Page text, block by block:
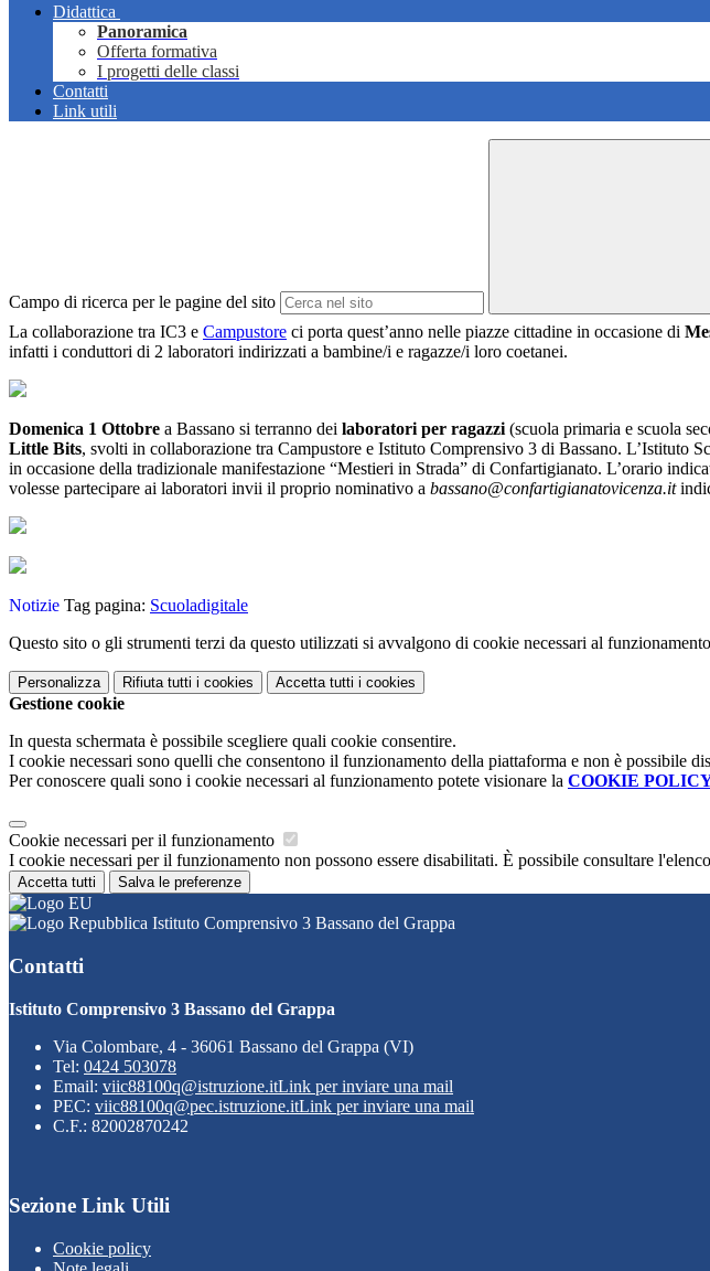
Didattica
Panoramica
Offerta formativa
I progetti delle classi
Contatti
Link utili
Campo di ricerca per le pagine del sito
La collaborazione tra IC3 e Campustore ci porta quest’anno nelle piazze cittadine in occasione di
infatti i conduttori di 2 laboratori indirizzati a bambine/i e ragazze/i loro coetanei.
Domenica 1 Ottobre a Bassano si terranno dei laboratori per ragazzi (scuola primaria e scuola
Little Bits, svolti in collaborazione tra Campustore e Istituto Comprensivo 3 di Bassano. L’Istituto
in occasione della tradizionale manifestazione “Mestieri in Strada” di Confartigianato. L’orario
volesse partecipare ai laboratori invii il proprio nominativo a bassano@confartigianatovicenza.it
Notizie Tag pagina: Scuoladigitale
Questo sito o gli strumenti terzi da questo utilizzati si avvalgono di cookie necessari al
Personalizza Rifiuta tutti i cookies Accetta tutti i cookies
Gestione cookie
In questa schermata è possibile scegliere quali cookie consentire.
I cookie necessari sono quelli che consentono il funzionamento della piattaforma e non è possibile
Per conoscere quali sono i cookie necessari al funzionamento potete visionare la COOKIE
Cookie necessari per il funzionamento
I cookie necessari per il funzionamento non possono essere disabilitati. È possibile consultare
Accetta tutti Salva le preferenze
Istituto Comprensivo 3 Bassano del Grappa
Contatti
Istituto Comprensivo 3 Bassano del Grappa
Via Colombare, 4 - 36061 Bassano del Grappa (VI)
Tel: 0424 503078
Email: viic88100q@istruzione.itLink per inviare una mail
PEC: viic88100q@pec.istruzione.itLink per inviare una mail
C.F.: 82002870242
Sezione Link Utili
Cookie policy